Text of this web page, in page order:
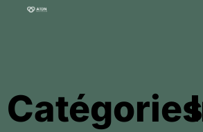
Catégories